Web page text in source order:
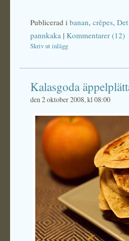
Publicerad i banan, crêpes,
pannkaka | Kommentarer (12)
Skriv ut inlägg
Kalasgoda
den 2 oktober 2008, kl 08:00